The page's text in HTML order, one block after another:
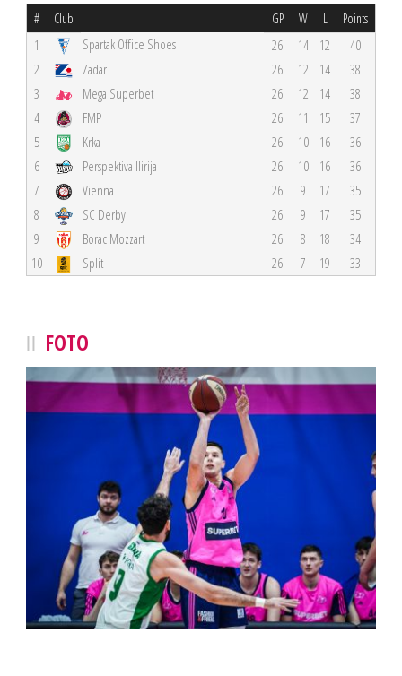
# Club GP W L Points
1 Spartak Office Shoes 26 14 12
40
2
Zadar 26 12 14
38
3
Mega Superbet 26 12 14
38
4
FMP 26 11 15
37
5
Krka 26 10 16
36
6
Perspektiva Ilirija 26 10 16
36
7
Vienna 26 9 17
35
8
SC Derby 26 9 17
35
9
Borac Mozzart 26 8 18
34
10
Split 26 7 19 33
FOTO